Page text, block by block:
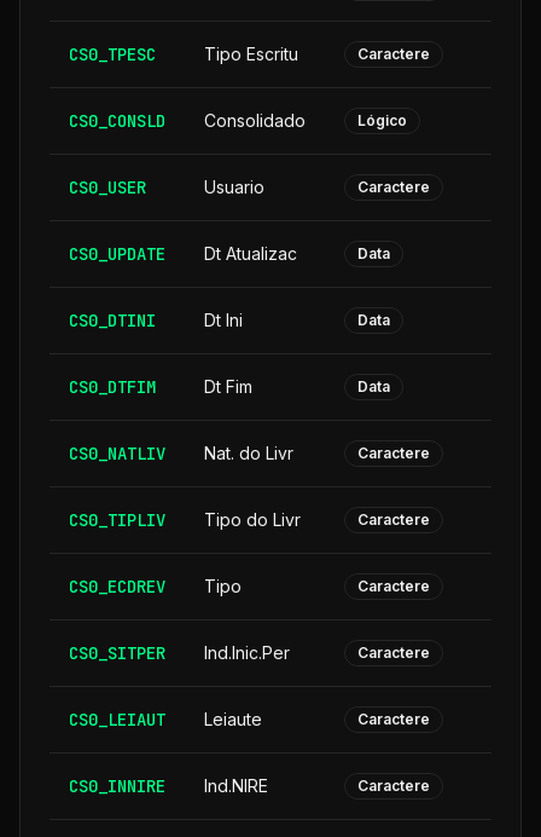
CS0_TPESC Tipo Escritu Caractere
CS0_CONSLD Consolidado Lógico
CS0_USER Usuario Caractere
CS0_UPDATE Dt Atualizac Data
CS0_DTINI Dt Ini Data
CS0_DTFIM Dt Fim Data
CS0_NATLIV Nat. do Livr Caractere
CS0_TIPLIV Tipo do Livr Caractere
CS0_ECDREV Tipo Caractere
CS0_SITPER Ind.Inic.Per Caractere
CS0_LEIAUT Leiaute Caractere
CS0_INNIRE Ind.NIRE Caractere